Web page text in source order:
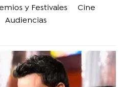
y Festivales
Cine
Audiencias